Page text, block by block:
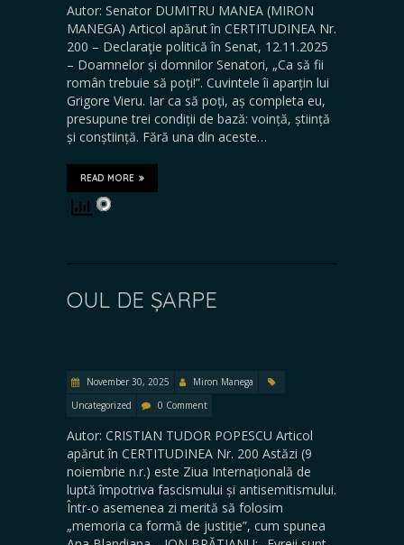
Autor: Senator DUMITRU MANEA (MIRON
MANEGA) Articol apărut în CERTITUDINEA Nr.
200 – Declaraţie politică în Senat, 12.11.2025
– Doamnelor și domnilor Senatori, „Ca să fii
român trebuie să poți!”. Cuvintele îi aparțin lui
Grigore Vieru. Iar ca să poți, aș completa eu,
presupune trei condiții de bază: voință, știință
și conștiință. Fără una din aceste…
READ MORE
OUL DE ȘARPE
November 30, 2025
Miron Manega
Uncategorized
0 Comment
Autor: CRISTIAN TUDOR POPESCU Articol
apărut în CERTITUDINEA Nr. 200 Astăzi (9
noiembrie n.r.) este Ziua Internațională de
luptă împotriva fascismului și antisemitismului.
Într-o asemenea zi merită să folosim
„memoria ca formă de justiție”, cum spunea